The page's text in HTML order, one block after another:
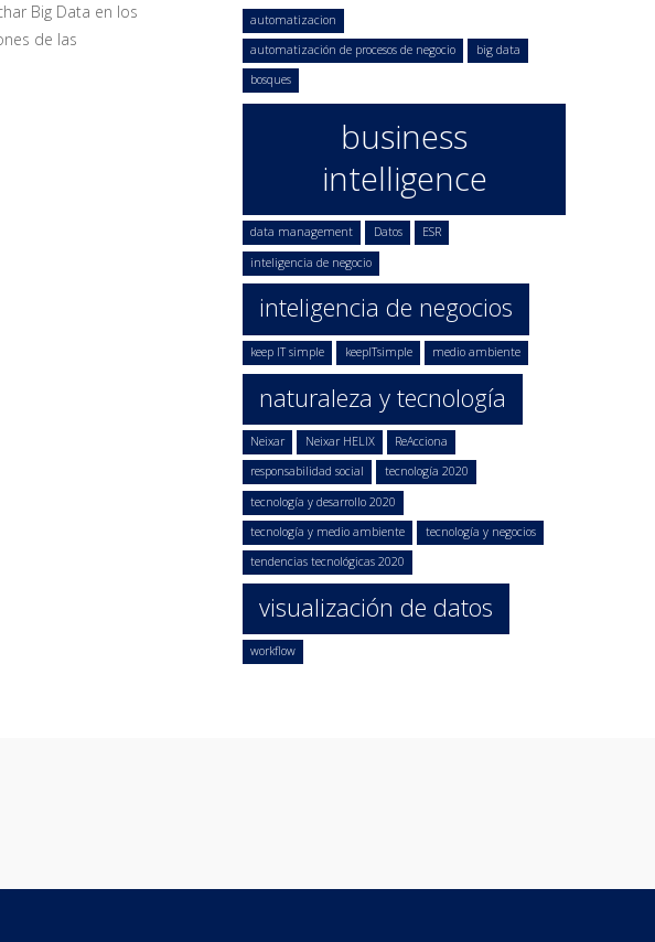
Big Data en los
de las
automatizacion
automatización de procesos de negocio
big data
bosques
business
intelligence
data management Datos
ESR
inteligencia de negocio
inteligencia de negocios
keep IT simple keepITsimple medio ambiente
naturaleza y tecnología
Neixar Neixar HELIX
ReAcciona
responsabilidad social
tecnología 2020
tecnología y desarrollo 2020
tecnología y medio ambiente
tecnología y negocios
tendencias tecnológicas 2020
visualización de datos
workflow